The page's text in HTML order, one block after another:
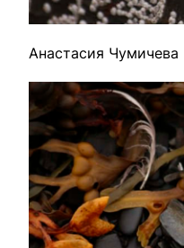
Анастасия Чумичева